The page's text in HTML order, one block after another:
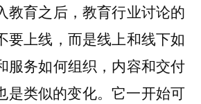
教育之后，教育行业讨论的
要上线，而是线上和线下如
服务如何组织，内容和交付
是类似的变化。它一开始可